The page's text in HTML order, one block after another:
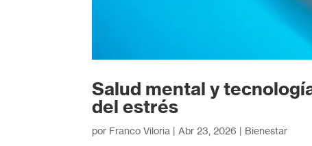
Salud mental y
del estrés
por Franco Viloria |Abr 23, 2026 | Bienestar